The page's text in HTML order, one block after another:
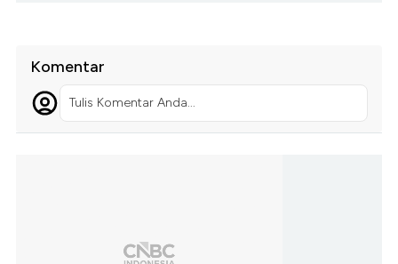
Komentar
Tulis Komentar Anda...